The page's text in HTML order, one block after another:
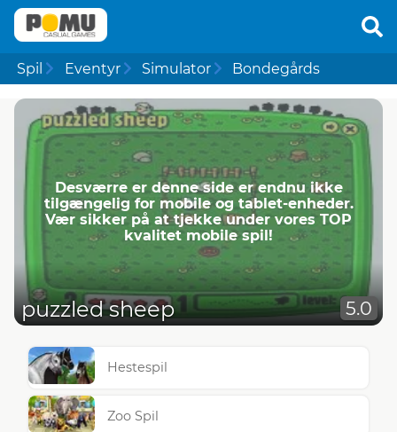
Spil Eventyr Simulator Bondegårds
Desværre er denne side er endnu ikke
tilgængelig for mobile og tablet-enheder.
Vær sikker på at tjekke under vores TOP
kvalitet mobile spil!
puzzled sheep 5.0
Hestespil
Zoo Spil